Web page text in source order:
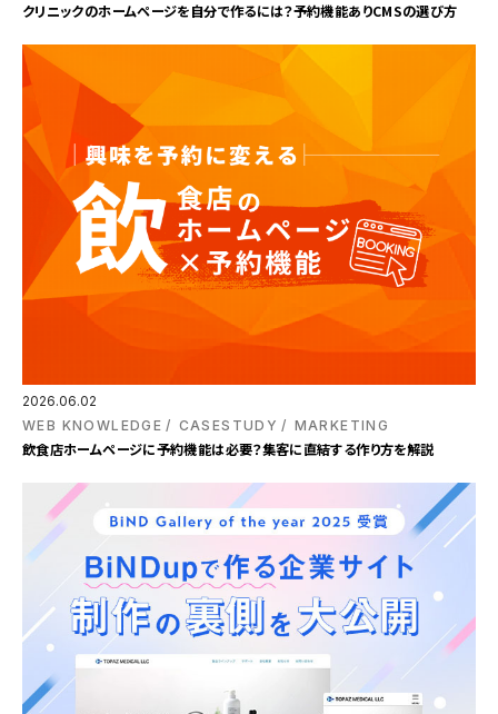
クリニックのホームページを自分で作るには？予約機能ありCMSの選び方
2026.06.02
WEB KNOWLEDGE
CASESTUDY MARKETING
飲食店ホームページに予約機能は必要？集客に直結する作り方を解説